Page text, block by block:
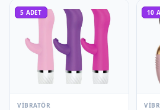
5 ADET
VIBRATÖR
10